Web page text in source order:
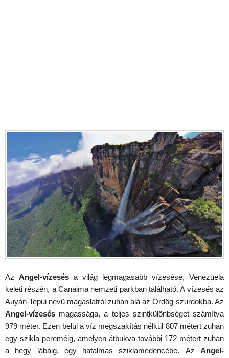
Az Angel-vízesés a világ legmagasabb vízesése, Venezuela
keleti részén, a Canaima nemzeti parkban található. A vízesés az
Auyán-Tepui nevű magaslatról zuhan alá az Ördög-szurdokba. Az
Angel-vízesés magassága, a teljes szintkülönbséget számítva
979 méter. Ezen belül a víz megszakítás nélkül 807 métert zuhan
egy szikla pereméig, amelyen átbukva további 172 métert zuhan
a hegy lábáig, egy hatalmas sziklamedencébe. Az Angel-